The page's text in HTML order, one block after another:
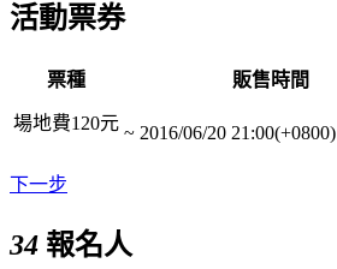
活動票券
票種 販售時間
場地費120元 ~ 2016/06/20 21:00(+0800)
下一步
34 報名人